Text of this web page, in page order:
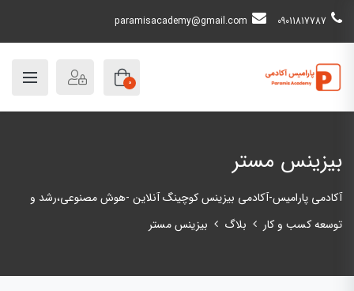
09011817787
paramisacademy@gmail.com
0
بیزینس مستر
آکادمی پارامیس-آکادمی بیزینس کوچینگ آنلاین -هوش مصنوعی،رشد و
توسعه کسب و کار
بلاگ بیزینس مستر